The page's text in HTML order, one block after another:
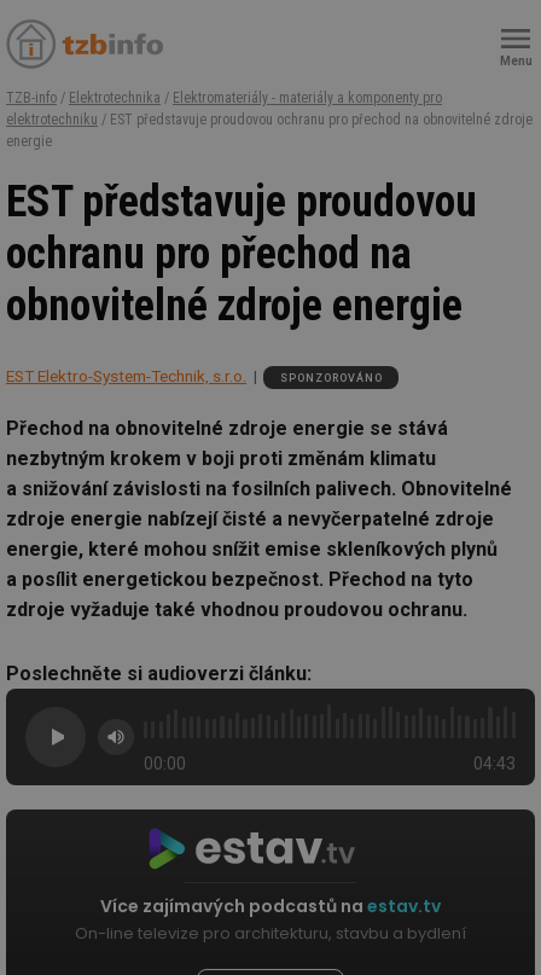
Menu
TZB-info / Elektrotechnika / Elektromateriály - materiály a komponenty pro
elektrotechniku / EST představuje proudovou ochranu pro přechod na obnovitelné zdroje
energie
EST představuje proudovou
ochranu pro přechod na
obnovitelné zdroje energie
EST Elektro-System-Technik, s.r.o. SPONZOROVÁNO
Přechod na obnovitelné zdroje energie se stává
nezbytným krokem v boji proti změnám klimatu
a snižování závislosti na fosilních palivech. Obnovitelné
zdroje energie nabízejí čisté a nevyčerpatelné zdroje
energie, které mohou snížit emise skleníkových plynů
a posílit energetickou bezpečnost. Přechod na tyto
zdroje vyžaduje také vhodnou proudovou ochranu.
Poslechněte si audioverzi článku:
00:00 04:43
Více zajímavých podcastů na estav.tv
On-line televize pro architekturu, stavbu a bydlení